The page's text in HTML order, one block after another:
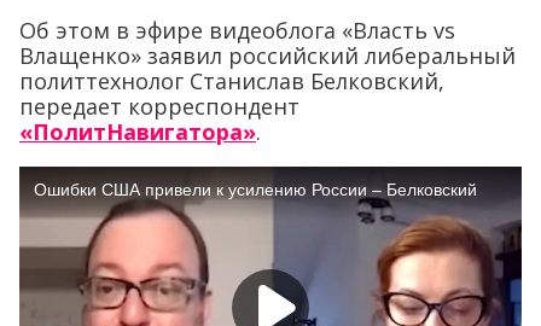
Об этом в эфире видеоблога «Власть vs
Влащенко» заявил российский либеральный
политтехнолог Станислав Белковский,
передает корреспондент
«ПолитНавигатора».